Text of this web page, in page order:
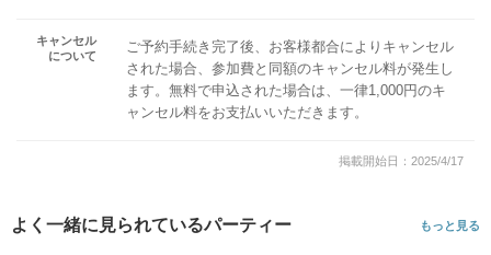
キャンセル
について
ご予約手続き完了後、お客様都合によりキャンセル
された場合、参加費と同額のキャンセル料が発生し
ます。無料で申込された場合は、一律1,000円のキ
ャンセル料をお支払いいただきます。
掲載開始日：2025/4/17
よく一緒に見られているパーティー もっと見る